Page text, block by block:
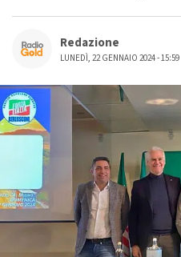
Redazione
LUNEDÌ, 22 GENNAIO 2024 - 15:59